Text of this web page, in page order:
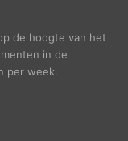
de hoogte van het
in de
per week.